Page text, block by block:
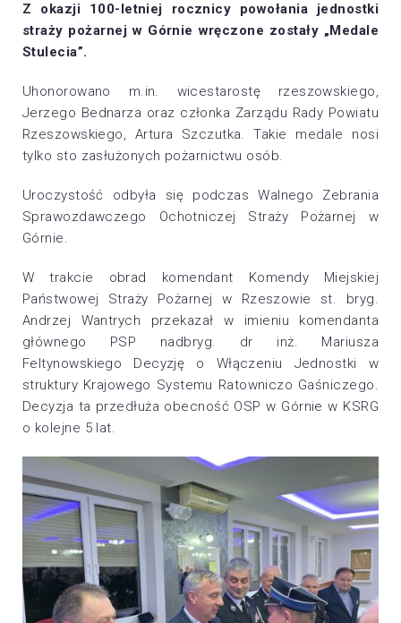
Z okazji 100-letniej rocznicy powołania jednostki
straży pożarnej w Górnie wręczone zostały „Medale
Stulecia”.
Uhonorowano m.in. wicestarostę rzeszowskiego,
Jerzego Bednarza oraz członka Zarządu Rady Powiatu
Rzeszowskiego, Artura Szczutka. Takie medale nosi
tylko sto zasłużonych pożarnictwu osób.
Uroczystość odbyła się podczas Walnego Zebrania
Sprawozdawczego Ochotniczej Straży Pożarnej w
Górnie.
W trakcie obrad komendant Komendy Miejskiej
Państwowej Straży Pożarnej w Rzeszowie st. bryg.
Andrzej Wantrych przekazał w imieniu komendanta
głównego PSP nadbryg. dr inż. Mariusza
Feltynowskiego Decyzję o Włączeniu Jednostki w
struktury Krajowego Systemu Ratowniczo Gaśniczego.
Decyzja ta przedłuża obecność OSP w Górnie w KSRG
o kolejne 5 lat.